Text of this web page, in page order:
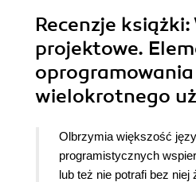
Recenzje książki:
projektowe.
wielokrotnego
Olbrzymia większość
programistycznych
lub też nie potrafi bez niej